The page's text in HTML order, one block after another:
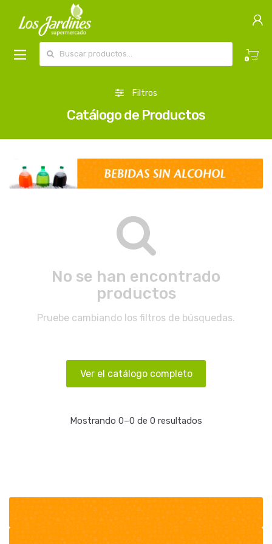
0
Filtros
Catálogo de Productos
No se han encontrado
productos
Pruebe cambiando los filtros de búsquedas.
Ver el catálogo completo
Mostrando 0–0 de 0 resultados